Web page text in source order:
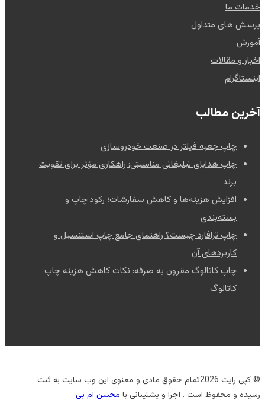
خدمات ما
پرسش های متداول
آموزش
اخبار و مقالات
اینستاگرام
آخرین مطالب
چاپ جعبه فیلتر در صنعت خودروسازی
چاپ هدایای تبلیغاتی مناسبتی: راهکاری مؤثر برای تقویت
برند
افزایش هزینه‌ها و کاهش سفارشات؛ رکود چاپ و
بسته‌بندی
چاپ ترافارد چیست؟ راهنمای جامع چاپ استنسیل و
کاربردهای آن
چاپ کاتالوگ مقرون به صرفه: نکات کاهش هزینه چاپ
کاتالوگ
© کپی رایت 2026تمام حقوق مادی و معنوی این وب سایت به ثبت
رسیده و محفوظ است . اجرا و پشتیبانی بامحسن ام پی